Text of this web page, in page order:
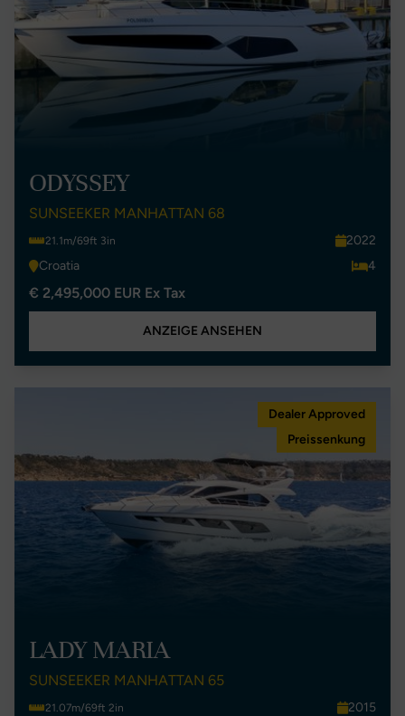
ODYSSEY
SUNSEEKER MANHATTAN 68
21.1m/69ft 3in
2022
Croatia
4
€ 2,495,000 EUR Ex Tax
ANZEIGE ANSEHEN
Dealer Approved
Preissenkung
LADY MARIA
SUNSEEKER MANHATTAN 65
21.07m/69ft 2in
2015